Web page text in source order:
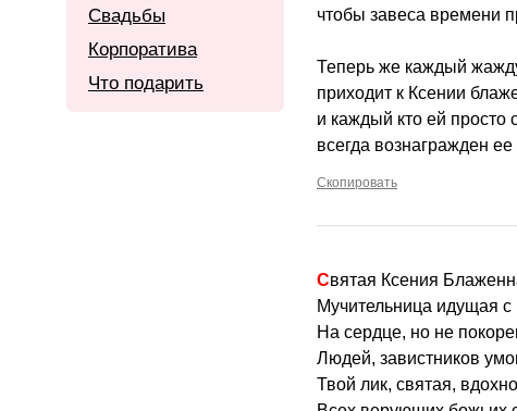
чтобы завеса времени
Теперь же каждый
приходит к Ксении
и каждый кто ей просто
всегда вознагражден
Скопировать
Святая Ксения
Мучительница идущая с
На сердце, но не
Людей, завистников
Твой лик, святая,
Свадьбы
Корпоратива
Что подарить